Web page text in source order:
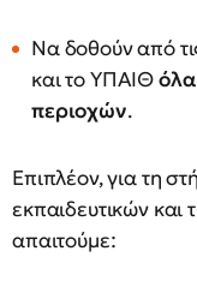
Να δοθούν από
και το ΥΠΑΙΘ
περιοχών.
Επιπλέον, για τη
εκπαιδευτικών και
απαιτούμε: